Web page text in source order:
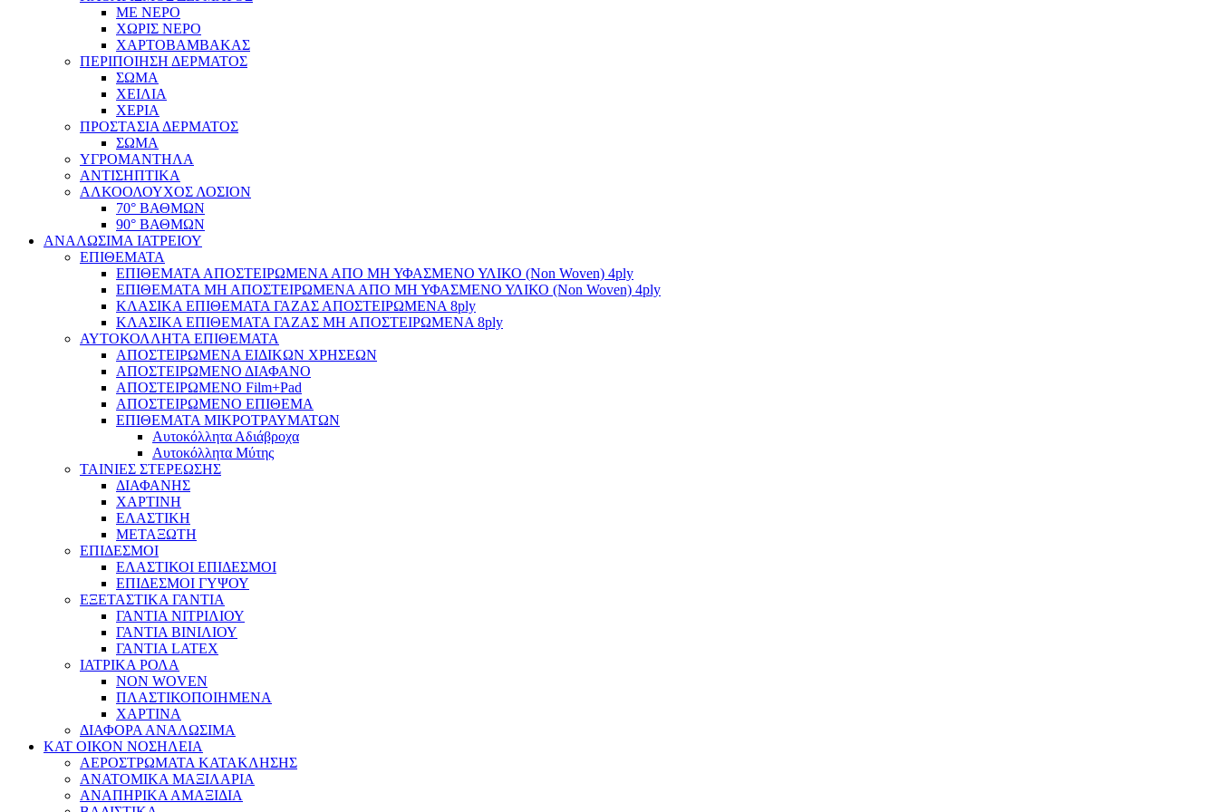
ΜΕ ΝΕΡΟ
ΧΩΡΙΣ ΝΕΡΟ
ΧΑΡΤΟΒΑΜΒΑΚΑΣ
ΠΕΡΙΠΟΙΗΣΗ ΔΕΡΜΑΤΟΣ
ΣΩΜΑ
ΧΕΙΛΙΑ
ΧΕΡΙΑ
ΠΡΟΣΤΑΣΙΑ ΔΕΡΜΑΤΟΣ
ΣΩΜΑ
ΥΓΡΟΜΑΝΤΗΛΑ
ΑΝΤΙΣΗΠΤΙΚΑ
ΑΛΚΟΟΛΟΥΧΟΣ ΛΟΣΙΟΝ
70° ΒΑΘΜΩΝ
90° ΒΑΘΜΩΝ
ΑΝΑΛΩΣΙΜΑ ΙΑΤΡΕΙΟΥ
ΕΠΙΘΕΜΑΤΑ
ΕΠΙΘΕΜΑΤΑ ΑΠΟΣΤΕΙΡΩΜΕΝΑ ΑΠΟ ΜΗ ΥΦΑΣΜΕΝΟ ΥΛΙΚΟ (Non Woven) 4ply
ΕΠΙΘΕΜΑΤΑ ΜΗ ΑΠΟΣΤΕΙΡΩΜΕΝΑ ΑΠΟ ΜΗ ΥΦΑΣΜΕΝΟ ΥΛΙΚΟ (Non Woven) 4ply
ΚΛΑΣΙΚΑ ΕΠΙΘΕΜΑΤΑ ΓΑΖΑΣ ΑΠΟΣΤΕΙΡΩΜΕΝΑ 8ply
ΚΛΑΣΙΚΑ ΕΠΙΘΕΜΑΤΑ ΓΑΖΑΣ ΜΗ ΑΠΟΣΤΕΙΡΩΜΕΝΑ 8ply
ΑΥΤΟΚΟΛΛΗΤΑ ΕΠΙΘΕΜΑΤΑ
ΑΠΟΣΤΕΙΡΩΜΕΝΑ ΕΙΔΙΚΩΝ ΧΡΗΣΕΩΝ
ΑΠΟΣΤΕΙΡΩΜΕΝΟ ΔΙΑΦΑΝΟ
ΑΠΟΣΤΕΙΡΩΜΕΝΟ Film+Pad
ΑΠΟΣΤΕΙΡΩΜΕΝΟ ΕΠΙΘΕΜΑ
ΕΠΙΘΕΜΑΤΑ ΜΙΚΡΟΤΡΑΥΜΑΤΩΝ
Αυτοκόλλητα Αδιάβροχα
Αυτοκόλλητα Μύτης
ΤΑΙΝΙΕΣ ΣΤΕΡΕΩΣΗΣ
ΔΙΑΦΑΝΗΣ
ΧΑΡΤΙΝΗ
ΕΛΑΣΤΙΚΗ
ΜΕΤΑΞΩΤΗ
ΕΠΙΔΕΣΜΟΙ
ΕΛΑΣΤΙΚΟΙ ΕΠΙΔΕΣΜΟΙ
ΕΠΙΔΕΣΜΟΙ ΓΥΨΟΥ
ΕΞΕΤΑΣΤΙΚΑ ΓΑΝΤΙΑ
ΓΑΝΤΙΑ ΝΙΤΡΙΛΙΟΥ
ΓΑΝΤΙΑ ΒΙΝΙΛΙΟΥ
ΓΑΝΤΙΑ LATEX
ΙΑΤΡΙΚΑ ΡΟΛΑ
NON WOVEN
ΠΛΑΣΤΙΚΟΠΟΙΗΜΕΝΑ
ΧΑΡΤΙΝΑ
ΔΙΑΦΟΡΑ ΑΝΑΛΩΣΙΜΑ
ΚΑΤ ΟΙΚΟΝ ΝΟΣΗΛΕΙΑ
ΑΕΡΟΣΤΡΩΜΑΤΑ ΚΑΤΑΚΛΗΣΗΣ
ΑΝΑΤΟΜΙΚΑ ΜΑΞΙΛΑΡΙΑ
ΑΝΑΠΗΡΙΚΑ ΑΜΑΞΙΔΙΑ